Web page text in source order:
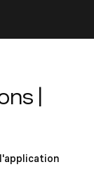
|
l'application